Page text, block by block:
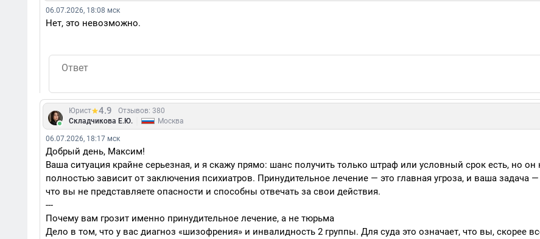
06.07.2026, 18:08 мск
Нет, это невозможно.
Юрист 4.9
Отзывов: 380
Складчикова Е.Ю.
Москва
06.07.2026, 18:17 мск
Добрый день, Максим!
Ваша ситуация крайне серьезная, и я скажу прямо: шанс получить только штраф или условный срок есть, но он
полностью зависит от заключения психиатров. Принудительное лечение — это главная угроза, и ваша задача —
что вы не представляете опасности и способны отвечать за свои действия.
---
Почему вам грозит именно принудительное лечение, а не тюрьма
Дело в том, что у вас диагноз «шизофрения» и инвалидность 2 группы. Для суда это означает, что вы, скорее